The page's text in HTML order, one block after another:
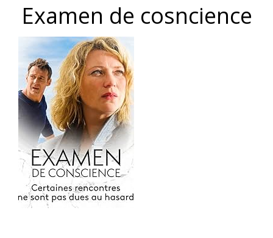
Examen de cosncience